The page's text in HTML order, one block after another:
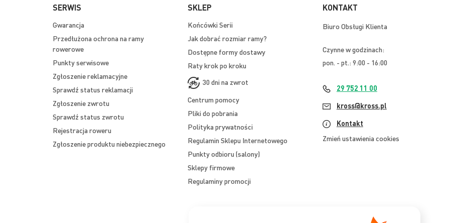
SERWIS
Gwarancja
Przedłużona ochrona na ramy
rowerowe
Punkty serwisowe
Zgłoszenie reklamacyjne
Sprawdź status reklamacji
Zgłoszenie zwrotu
Sprawdź status zwrotu
Rejestracja roweru
Zgłoszenie produktu niebezpiecznego
SKLEP
Końcówki Serii
Jak dobrać rozmiar ramy?
Dostępne formy dostawy
Raty krok po kroku
30 dni na zwrot
Centrum pomocy
Pliki do pobrania
Polityka prywatności
Regulamin Sklepu Internetowego
Punkty odbioru (salony)
Sklepy firmowe
Regulaminy promocji
KONTAKT
Biuro Obsługi Klienta
Czynne w godzinach:
pon. - pt.: 9:00 - 16:00
29 752 11 00
kross@kross.pl
Kontakt
Zmień ustawienia cookies